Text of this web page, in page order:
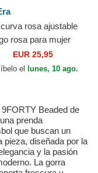
rosa ajustable
rosa para mujer
League Essential
York Yankees...
EUR 25,95
el lunes, 10 ago.
Beaded de
prenda
que buscan un
pieza, diseñada por la
y la pasión
La gorra